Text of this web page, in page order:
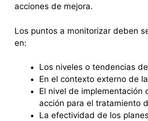
acciones de mejora.
Los puntos a monitorizar deben
en:
Los niveles o tendencias
En el contexto externo de
El nivel de implementación
acción para el tratamiento
La efectividad de los